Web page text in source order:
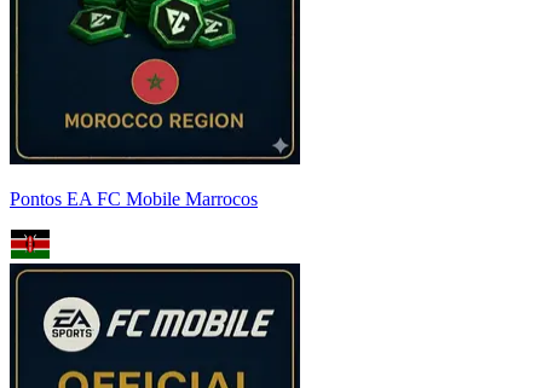
Pontos EA FC Mobile Marrocos